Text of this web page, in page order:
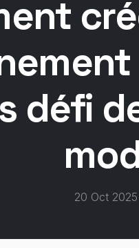
défi
20 Oct 2025